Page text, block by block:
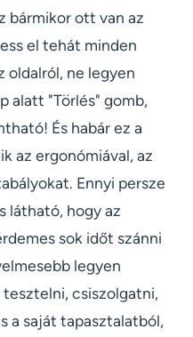
bármikor ott van az
el tehát minden
oldalról, ne legyen
alatt "Törlés" gomb,
És habár ez a
az ergonómiával, az
Ennyi persze
látható, hogy az
sok időt szánni
legyen
csiszolgatni,
a saját tapasztalatból,